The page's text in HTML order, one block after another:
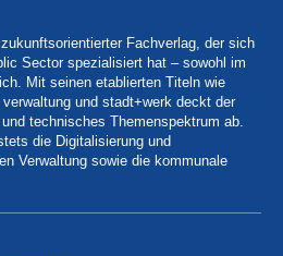
Fachverlag, der sich
Sector spezialisiert hat – sowohl im
Mit seinen etablierten Titeln wie
und stadt+werk deckt der
technisches Themenspektrum ab.
die Digitalisierung und
Verwaltung sowie die kommunale